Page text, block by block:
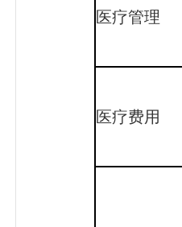
医疗管理
医疗费用